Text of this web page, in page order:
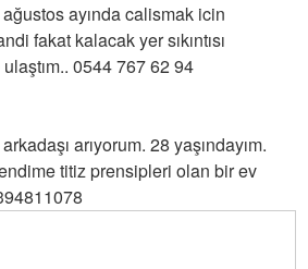
ayında calismak icin
fakat kalacak yer sıkıntısı
0544 767 62 94
arıyorum. 28 yaşındayım.
titiz prensipleri olan bir ev